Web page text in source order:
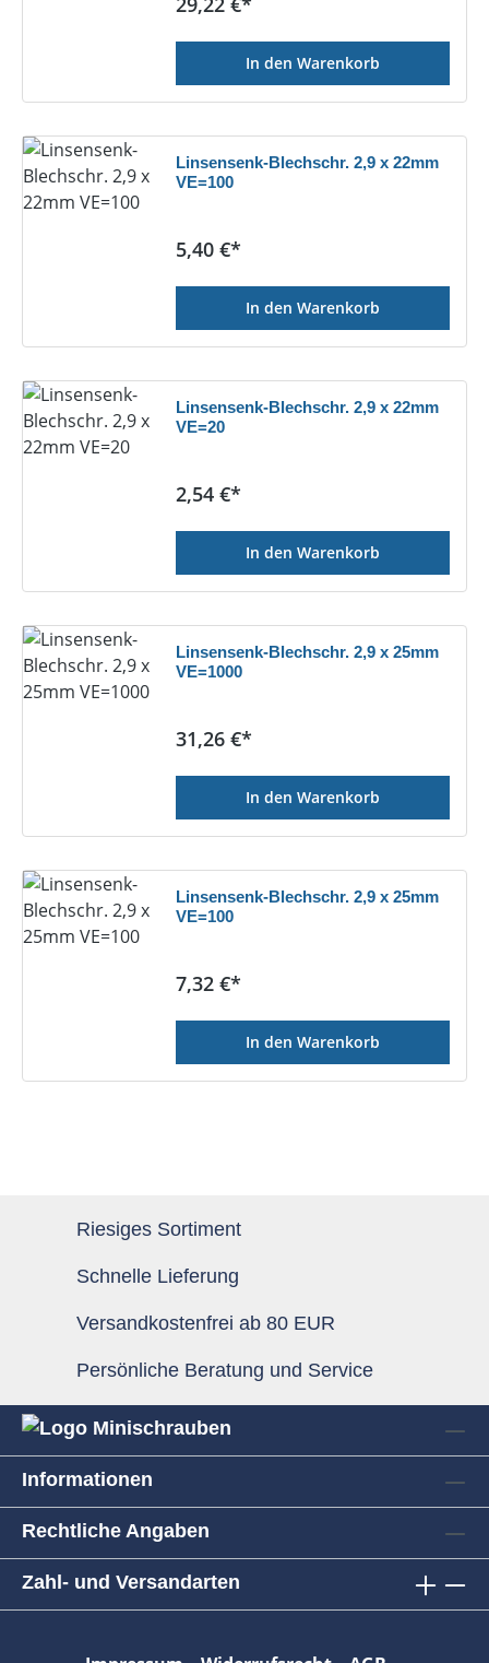
In den Warenkorb
Linsensenk-Blechschr. 2,9 x 22mm
VE=100
Regulärer Preis:
5,40 €*
In den Warenkorb
Linsensenk-Blechschr. 2,9 x 22mm
VE=20
Regulärer Preis:
2,54 €*
In den Warenkorb
Linsensenk-Blechschr. 2,9 x 25mm
VE=1000
Regulärer Preis:
31,26 €*
In den Warenkorb
Linsensenk-Blechschr. 2,9 x 25mm
VE=100
Regulärer Preis:
7,32 €*
In den Warenkorb
Riesiges Sortiment
Schnelle Lieferung
Versandkostenfrei ab 80 EUR
Persönliche Beratung und Service
Informationen
Rechtliche Angaben
Zahl- und Versandarten